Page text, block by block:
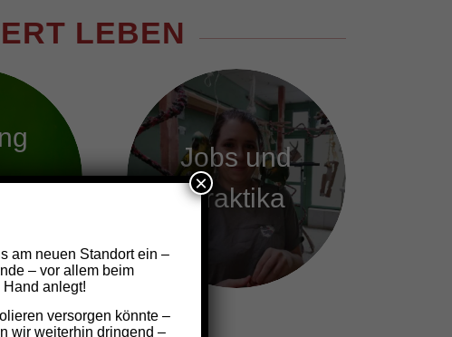
LEBEN
Jobs und
Praktika
am neuen Standort ein –
– vor allem beim
anlegt!
versorgen könnte –
wir weiterhin dringend –
×